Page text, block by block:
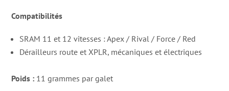
Compatibilités
SRAM 11 et 12 vitesses : Apex / Rival / Force / Red
Dérailleurs route et XPLR, mécaniques et électriques
Poids : 11 grammes par galet